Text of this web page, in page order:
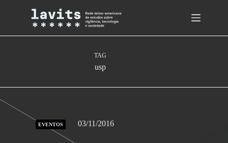
TAG
usp
EVENTOS 03/11/2016